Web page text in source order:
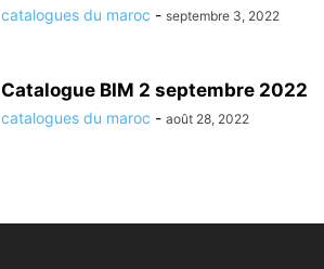
catalogues du maroc - septembre 3, 2022
Catalogue BIM 2 septembre 2022
catalogues du maroc - août 28, 2022